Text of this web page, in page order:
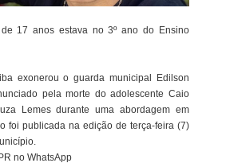
17 anos estava no 3º ano do Ensino
exonerou o guarda municipal Edilson
pela morte do adolescente Caio
Lemes durante uma abordagem em
foi publicada na edição de terça-feira (7)
no WhatsApp